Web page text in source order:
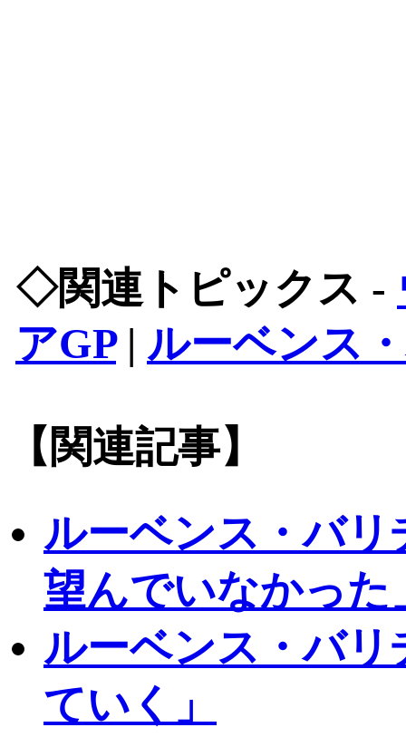
◇関連トピックス -
アGP| ルーベンス
【関連記事】
ルーベンス・バ
望んでいなかった
ルーベンス・バ
ていく」